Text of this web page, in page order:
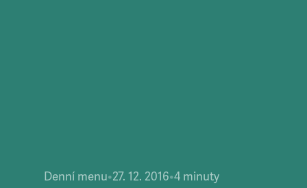
Denní menu•27. 12. 2016•4 minuty